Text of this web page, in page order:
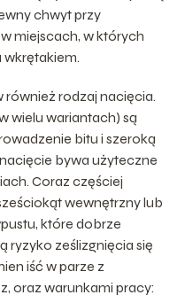
chwyt przy
miejscach, w których
również rodzaj nacięcia.
wielu wariantach) są
bitu i szeroką
bywa użyteczne
Coraz częściej
wewnętrzny lub
które dobrze
ryzyko ześlizgnięcia się
iść w parze z
oraz warunkami pracy: